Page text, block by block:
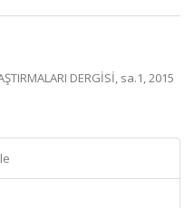
DERGİSİ, sa.1, 2015